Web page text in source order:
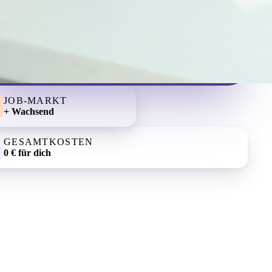
JOB-MARKT
+ Wachsend
GESAMTKOSTEN
0 € für dich